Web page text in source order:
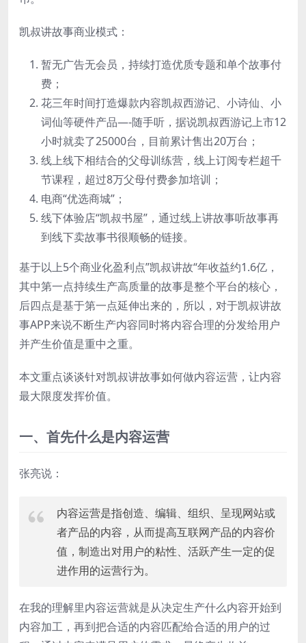
凯叔讲故事商业模式：
暂无广告无会员，持续打造优质专题和单个故事付
费；
花三年时间打造爆款内容凯叔西游记、小诗仙、小
词仙等硬件产品—-随手听，据说凯叔西游记上市12
小时就卖了25000台，目前累计售出20万台；
线上线下相结合的父母训练营，线上订阅专栏超千
节课程，超过8万父母付费参加培训；
电商“优选商城”；
线下体验店“凯叔书屋”，通过线上讲故事听故事再
到线下卖故事书很顺畅的链接。
基于以上5个商业化盈利点”凯叔讲故“年收益约1.6亿，
其中第一点持续生产高质量的故事是整个平台的核心，
后四点是基于第一点延伸出来的，所以，对于凯叔讲故
事APP来说不断生产内容同时将内容合理的分发给用户
并产生价值是重中之重。
本文重点谈谈针对凯叔讲故事如何做内容运营，让内容
最大限度发挥价值。
一、首先什么是内容运营
张亮说：
内容运营是指创造、编辑、组织、呈现网站或
者产品的内容，从而提高互联网产品的内容价
值，制造出对用户的粘性、活跃产生一定的促
进作用的运营行为。
在我的理解里内容运营就是从决定生产什么内容开始到
内容加工，再到把合适的内容匹配给合适的用户的过